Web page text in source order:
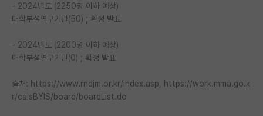
장학금/장학생 게시판
홍보 게시판
커리어
- 2024년도 (2250명 이하 예상)
대학부설연구기관(50) ; 확정 발표
- 2024년도 (2200명 이하 예상)
대학부설연구기관(0) ; 확정 발표
출처: https://www.rndjm.or.kr/index.asp, https://work.mma.go.k
r/caisBYIS/board/boardList.do